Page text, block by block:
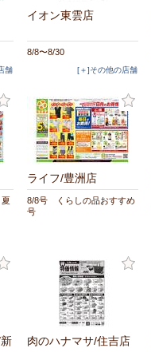
舗
イオン東雲店
8/8〜8/30
[＋]その他の店舗
ライフ/豊洲店
8/8号 くらしの品おすすめ
号
肉のハナマサ/住吉店